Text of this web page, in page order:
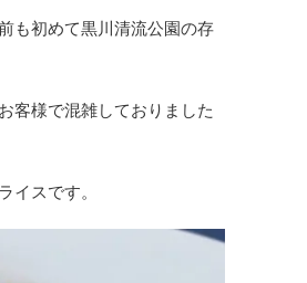
も初めて黒川清流公園の存
客様で混雑しておりました
イスです。